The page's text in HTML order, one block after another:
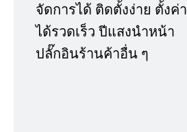
จัดการได้ ติดตั้งง่าย ตั้งค่า
ได้รวดเร็ว ปีแสงนำหน้า
ปลั๊กอินร้านค้าอื่น ๆ